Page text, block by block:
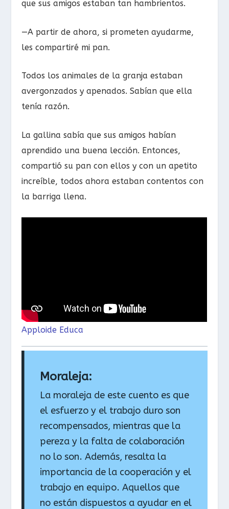
que sus amigos estaban tan hambrientos.
—A partir de ahora, si prometen ayudarme,
les compartiré mi pan.
Todos los animales de la granja estaban
avergonzados y apenados. Sabían que ella
tenía razón.
La gallina sabía que sus amigos habían
aprendido una buena lección. Entonces,
compartió su pan con ellos y con un apetito
increíble, todos ahora estaban contentos con
la barriga llena.
Apploide Educa
Moraleja:
La moraleja de este cuento es que
el esfuerzo y el trabajo duro son
recompensados, mientras que la
pereza y la falta de colaboración
no lo son. Además, resalta la
importancia de la cooperación y el
trabajo en equipo. Aquellos que
no están dispuestos a ayudar en el